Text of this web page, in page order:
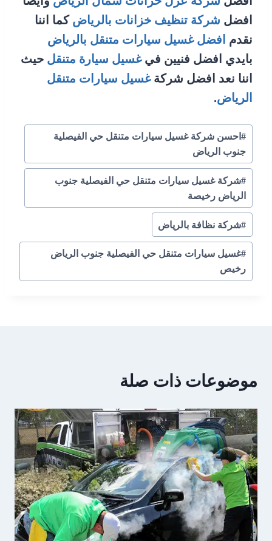
افضل شركة تنظيف خزانات بالرياض كما اننا
نقدم افضل غسيل سيارات متنقل بالرياض
بايدي افضل فنيين فيغسيل سيارة متنقل حيث
اننا نعد افضل شركةغسيل سيارات متنقل
الرياض.
وسوم
المقال:
#احسن شركة غسيل سيارات متنقل حي الفيصلية
جنوب الرياض
#شركة غسيل سيارات متنقل حي الفيصلية جنوب
الرياض رخيصة
#شركة نظافة بالرياض
#غسيل سيارات متنقل حي الفيصلية جنوب الرياض
رخيص
موضوعات ذات صلة